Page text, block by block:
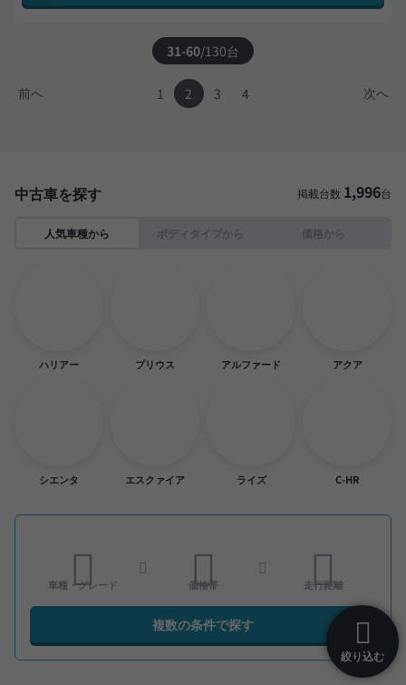
絞り込む
31-60/130台
前へ 次へ
1 2 3 4
中古車を探す 掲載台数 1,996台
人気車種から ボディタイプから 価格から
ハリアー プリウス アルファード アクア
シエンタ エスクァイア ライズ C-HR
車種・グレード 価格帯 走行距離
複数の条件で探す